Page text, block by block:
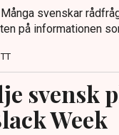
svenskar
på informationen
svensk
Week